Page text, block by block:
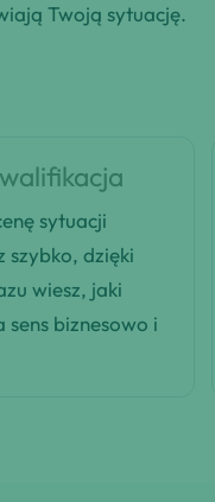
Twoją sytuację.
sytuacji
szybko, dzięki
wiesz, jaki
sens biznesowo i